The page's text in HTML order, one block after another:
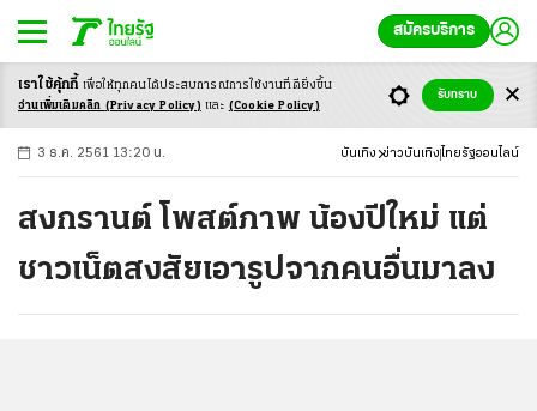
สมัครบริการ
-ก ก ก+
3 ธ.ค. 2561 13:20 น. บันเทิง ข่าวบันเทิง ไทยรัฐออนไลน์
สงกรานต์ โพสต์ภาพ น้องปีใหม่ แต่
ชาวเน็ตสงสัยเอารูปจากคนอื่นมาลง
เราใช้คุ้กกี้ เพื่อให้ทุกคนได้ประสบการณ์การใช้งานที่ดียิ่งขึ้น
อ่านเพิ่มเติมคลิก (Privacy Policy) และ (Cookie Policy)
รับทราบ